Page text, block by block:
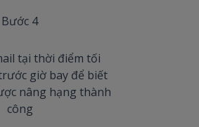
Bước 4
tại thời điểm tối
giờ bay để biết
nâng hạng thành
công